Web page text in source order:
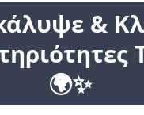
&
🌍✨